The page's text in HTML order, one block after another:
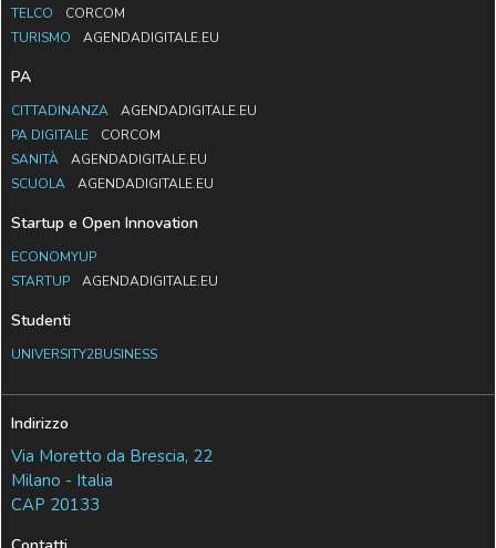
TELCO
CORCOM
TURISMO
AGENDADIGITALE.EU
PA
CITTADINANZA
AGENDADIGITALE.EU
PA DIGITALE
CORCOM
SANITÀ
AGENDADIGITALE.EU
SCUOLA
AGENDADIGITALE.EU
Startup e Open Innovation
ECONOMYUP
STARTUP
AGENDADIGITALE.EU
Studenti
UNIVERSITY2BUSINESS
Indirizzo
Via Moretto da Brescia, 22
Milano - Italia
CAP 20133